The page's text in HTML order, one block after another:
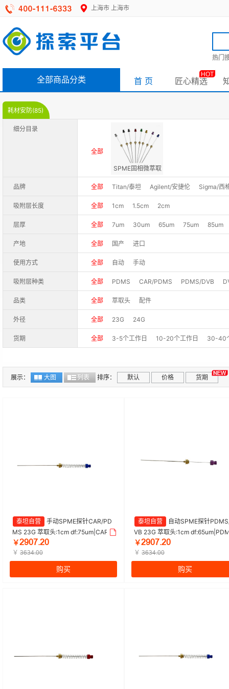
上海市 上海市
热门
全部商品分类 首 页 匠心精选
HOT
耗材安防(85)
细分目录
全部
SPME固相微萃取
品牌 全部 Titan/泰坦 Agilent/安捷伦 Sigma/西
吸附层长度 全部 1cm 1.5cm 2cm
层厚 全部 7um 30um 65um 75um 85um
产地 全部 国产 进口
使用方式 全部 自动 手动
吸附层种类 全部 PDMS CAR/PDMS PDMS/DVB
品类 全部 萃取头 配件
外径 全部 23G 24G
货期 全部 3-5个工作日 10-20个工作日 30-40
展示： 大图 列表 排序： 默认 价格 货期
泰坦自营
手动SPME探针CAR/PD
MS 23G 萃取头:1cm df:75um|CAR/P
DMS 75um 手动|Titan/泰坦 | 1盒（3
支/盒）
￥ŒŴŖǊŽŒŖ
￥ ĳĕĳɉŽŖŖ
购买
泰坦自营
自动SPME探针
VB 23G 萃取头:1cm
DVB 65um 自动|Titan/泰坦 | 1盒
支/盒）
￥ŒŴŖǊŽŒŖ
￥ ĳĕĳɉŽŖŖ
购买